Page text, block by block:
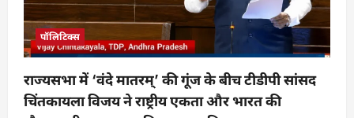
पॉलिटिक्स
राज्यसभा में ‘वंदे मातरम्’ की गूंज के बीच टीडीपी सांसद
चिंतकायला विजय ने राष्ट्रीय एकता और भारत की